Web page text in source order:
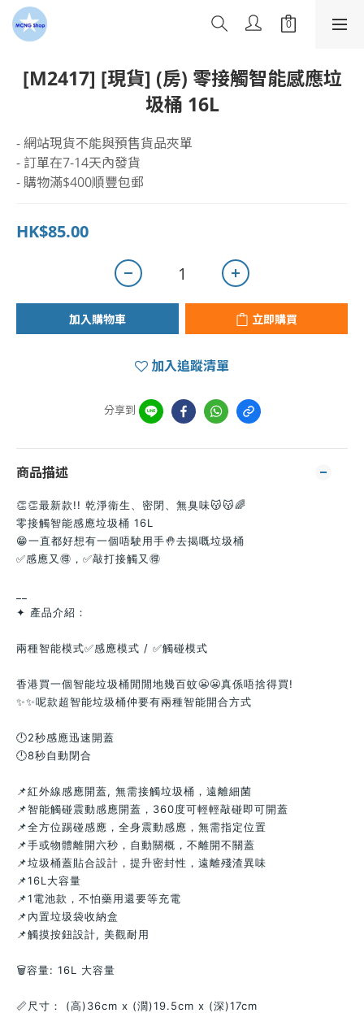
[M2417] [現貨] (房) 零接觸智能感應垃
圾桶 16L
- 網站現貨不能與預售貨品夾單
- 訂單在7-14天內發貨
- 購物滿$400順豐包郵
HK$85.00
加入購物車 立即購買
加入追蹤清單
分享到
商品描述
👏👏最新款!! 乾淨衞生、密閉、無臭味😽😽🌈
零接觸智能感應垃圾桶 16L
😁一直都好想有一個唔駛用手🤚去揭嘅垃圾桶
✅感應又🉐，✅敲打接觸又🉐
✦ 產品介紹：
兩種智能模式✅感應模式 / ✅觸碰模式
香港買一個智能垃圾桶閒閒地幾百蚊😬😬真係唔捨得買!
✨✨呢款超智能垃圾桶仲要有兩種智能開合方式
🕛2秒感應迅速開蓋
🕛8秒自動閉合
📌紅外線感應開蓋, 無需接觸垃圾桶，遠離細菌
📌智能觸碰震動感應開蓋，360度可輕輕敲碰即可開蓋
📌全方位踢碰感應，全身震動感應，無需指定位置
📌手或物體離開六秒，自動關概，不離開不關蓋
📌垃圾桶蓋貼合設計，提升密封性，遠離殘渣異味
📌16L大容量
📌1電池款，不怕藥用還要等充電
📌內置垃圾袋收納盒
📌觸摸按鈕設計, 美觀耐用
🗑容量: 16L 大容量
📏尺寸： (高)36cm x (濶)19.5cm x (深)17cm